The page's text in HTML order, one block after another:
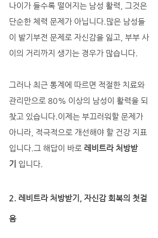
나이가 들수록 떨어지는 남성 활력, 그것은
단순한 체력 문제가 아닙니다.많은 남성들
이 발기부전 문제로 자신감을 잃고, 부부 사
이의 거리까지 생기는 경우가 많습니다.
그러나 최근 통계에 따르면 적절한 치료와
관리만으로 80% 이상의 남성이 활력을 되
찾고 있습니다.이제는 부끄러워할 문제가
아니라, 적극적으로 개선해야 할 건강 지표
입니다.그 해답이 바로 레비트라 처방받
기 입니다.
2. 레비트라 처방받기, 자신감 회복의 첫걸
음